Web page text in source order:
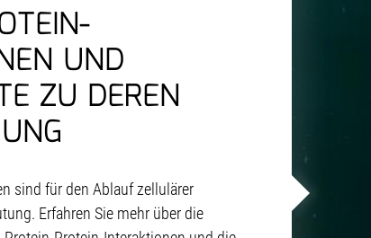
UND
ZU DEREN
sind für den Ablauf zellulärer
Erfahren Sie mehr über die